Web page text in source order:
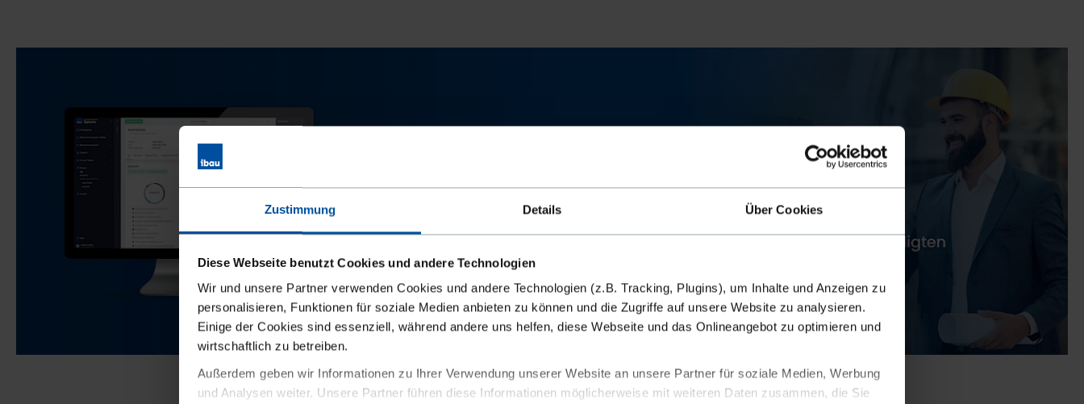
Zustimmung Details Über Cookies
Diese Webseite benutzt Cookies und andere Technologien
Wir und unsere Partner verwenden Cookies und andere Technologien (z.B. Tracking, Plugins), um Inhalte und Anzeigen zu
personalisieren, Funktionen für soziale Medien anbieten zu können und die Zugriffe auf unsere Website zu analysieren.
Einige der Cookies sind essenziell, während andere uns helfen, diese Webseite und das Onlineangebot zu optimieren und
wirtschaftlich zu betreiben.
Außerdem geben wir Informationen zu Ihrer Verwendung unserer Website an unsere Partner für soziale Medien, Werbung
und Analysen weiter. Unsere Partner führen diese Informationen möglicherweise mit weiteren Daten zusammen, die Sie
Bitte geben sie nachfolgend die Informationen zum Unternehmen an.
Logo
KOSTENLOSE PRÄSENTATION ANFORDERN!